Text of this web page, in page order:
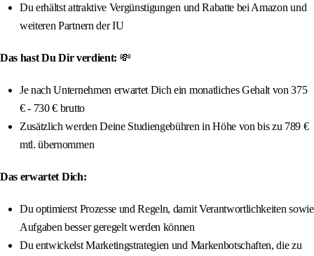
Du erhältst attraktive Vergünstigungen und Rabatte bei Amazon und
weiteren Partnern der IU
Das hast Du Dir verdient: 💸
Je nach Unternehmen erwartet Dich ein monatliches Gehalt von 375
€ - 730 € brutto
Zusätzlich werden Deine Studiengebühren in Höhe von bis zu 789 €
mtl. übernommen
Das erwartet Dich:
Du optimierst Prozesse und Regeln, damit Verantwortlichkeiten sowie
Aufgaben besser geregelt werden können
Du entwickelst Marketingstrategien und Markenbotschaften, die zu